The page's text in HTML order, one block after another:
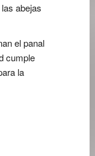
abejas
el panal
cumple
la